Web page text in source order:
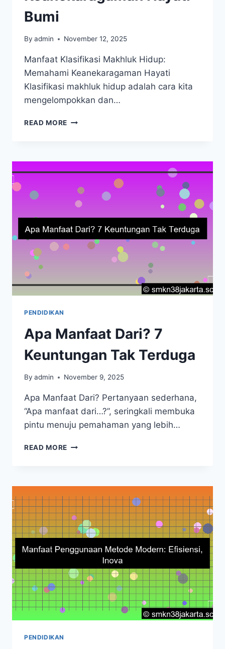
Bumi
By admin November 12, 2025
Manfaat Klasifikasi Makhluk Hidup:
Memahami Keanekaragaman Hayati
Klasifikasi makhluk hidup adalah cara kita
mengelompokkan dan…
READ MORE MANFAAT
MEMAHAMI
KEANEKARAGAMAN
BUMI
PENDIDIKAN
Apa Manfaat Dari? 7
Keuntungan Tak Terduga
By admin November 9, 2025
Apa Manfaat Dari? Pertanyaan sederhana,
“Apa manfaat dari…?”, seringkali membuka
pintu menuju pemahaman yang lebih…
READ MORE APA
KEUNTUNGAN
TAK
TERDUGA
PENDIDIKAN